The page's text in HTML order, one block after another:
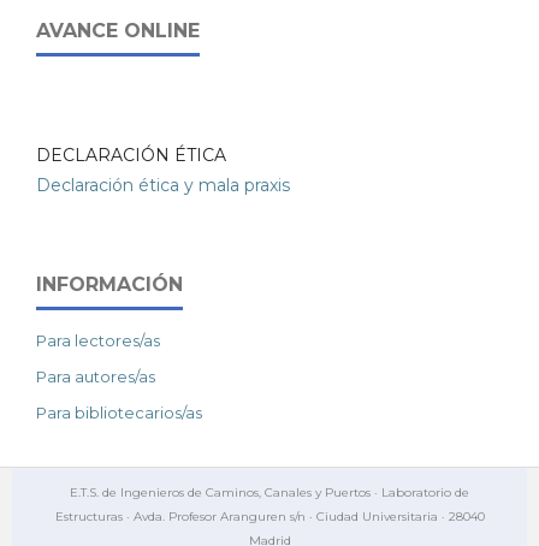
AVANCE ONLINE
DECLARACIÓN ÉTICA
Declaración ética y mala praxis
INFORMACIÓN
Para lectores/as
Para autores/as
Para bibliotecarios/as
E.T.S. de Ingenieros de Caminos, Canales y Puertos · Laboratorio de
Estructuras · Avda. Profesor Aranguren s/n · Ciudad Universitaria · 28040
Madrid